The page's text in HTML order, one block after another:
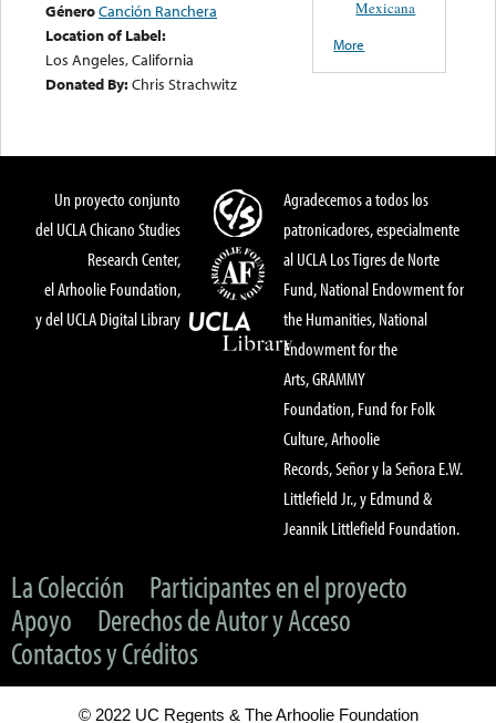
GéneroCanción Ranchera
Location of Label:
Los Angeles, California
Donated By:Chris Strachwitz
Mexicana
More
Un proyecto conjunto
del UCLA Chicano Studies
Research Center,
el Arhoolie Foundation,
y del UCLA Digital Library
Agradecemos a todos los
patronicadores, especialmente
al UCLA Los Tigres de Norte
Fund, National Endowment for
the Humanities, National
Endowment for the
Arts, GRAMMY
Foundation, Fund for Folk
Culture, Arhoolie
Records, Señor y la Señora E.W.
Littlefield Jr., y Edmund &
Jeannik Littlefield Foundation.
La Colección
Participantes en el proyecto
Apoyo
Derechos de Autor y Acceso
Contactos y Créditos
© 2022 UC Regents & The Arhoolie Foundation